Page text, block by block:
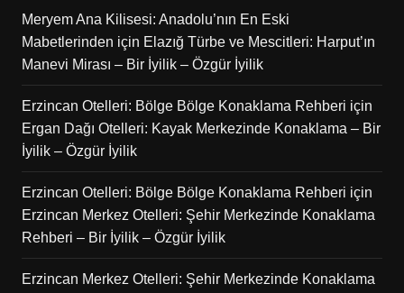
Meryem Ana Kilisesi: Anadolu’nın En Eski
Mabetlerinden için Elazığ Türbe ve Mescitleri: Harput’ın
Manevi Mirası – Bir İyilik – Özgür İyilik
Erzincan Otelleri: Bölge Bölge Konaklama Rehberi için
Ergan Dağı Otelleri: Kayak Merkezinde Konaklama – Bir
İyilik – Özgür İyilik
Erzincan Otelleri: Bölge Bölge Konaklama Rehberi için
Erzincan Merkez Otelleri: Şehir Merkezinde Konaklama
Rehberi – Bir İyilik – Özgür İyilik
Erzincan Merkez Otelleri: Şehir Merkezinde Konaklama